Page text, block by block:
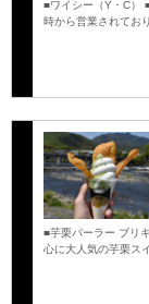
■ワイシー（Y・C）
時から営業されてお
■芋栗パーラー ブリ
心に大人気の芋栗ス